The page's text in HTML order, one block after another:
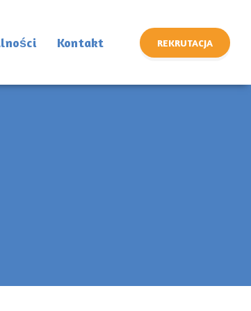
Kontakt REKRUTACJA